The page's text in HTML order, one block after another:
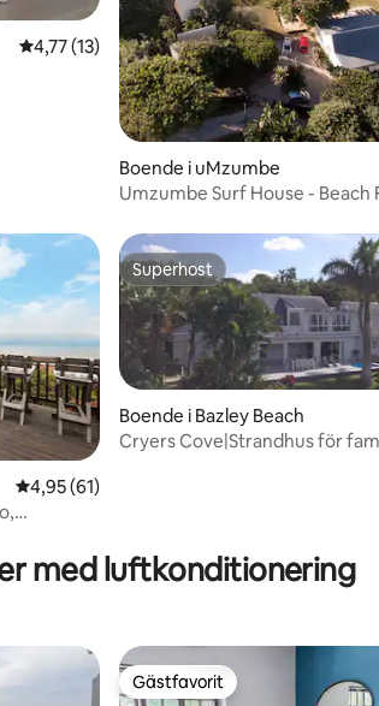
4,77 av 5 i genomsnittligt betyg, 13
4,77 (13)
Boende i uMzumbe
Umzumbe Surf House - Beach
4,95 av 5 i genomsnittligt betyg, 61
4,95 (61)
Superhost
Superhost
Boende i Bazley Beach
Cryers Cove|Strandhus för
med luftkonditionering
Gästfavorit
Gästfavorit